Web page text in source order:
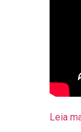
Leia